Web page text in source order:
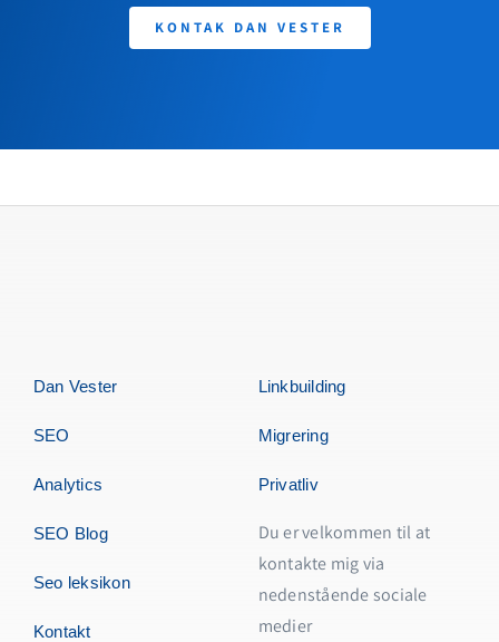
KONTAK DAN VESTER
Dan Vester
SEO
Analytics
SEO Blog
Seo leksikon
Kontakt
Linkbuilding
Migrering
Privatliv
Du er velkommen til at
kontakte mig via
nedenstående sociale
medier